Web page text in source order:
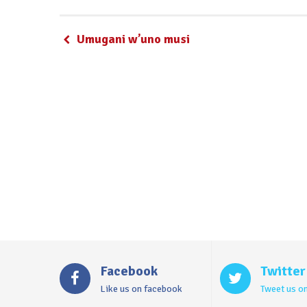
Umugani w’uno musi
Facebook
Like us on facebook
Twitter
Tweet us